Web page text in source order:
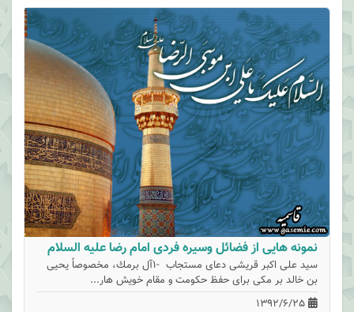
نمونه هايى از فضائل وسيره فردى امام رضا علیه السلام
سيد على اكبر قريشى دعاى مستجاب -1آل برمك، مخصوصاً يحيى
بن خالد بر مكى براى حفظ حكومت و مقام خويش هار...